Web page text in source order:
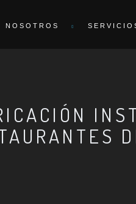
NOSOTROS